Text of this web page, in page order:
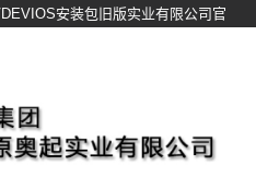
安装包旧版实业有限公司官